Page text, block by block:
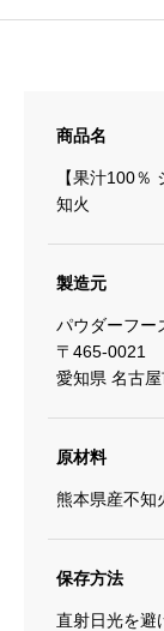
商品名
【果汁100％
知火
製造元
パウダーフー
〒465-0021
愛知県 名古
原材料
熊本県産不知
保存方法
直射日光を避